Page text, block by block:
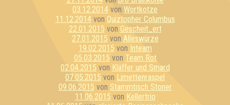
03.12.2014 von Wortkotze
11.12.2014von Quiztopher Columbus
22.01.2015 von Gescheit_ert
27.01.2015 von Alleswürze
19.02.2015 von Inteam
05.03.2015 von Team Rot
02.04.2015 von Kläffer und Smard
07.05.2015 von Limettenraspel
09.06.2015 von Stammtisch Stoner
11.06.2015 von Kellertrio